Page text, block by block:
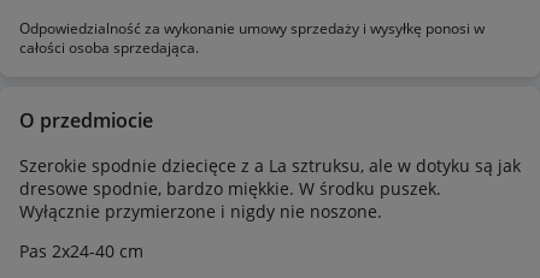
Odpowiedzialność za wykonanie umowy sprzedaży i wysyłkę ponosi w
całości osoba sprzedająca.
O przedmiocie
Szerokie spodnie dziecięce z a La sztruksu, ale w dotyku są jak
dresowe spodnie, bardzo miękkie. W środku puszek.
Wyłącznie przymierzone i nigdy nie noszone.
Pas 2x24-40 cm